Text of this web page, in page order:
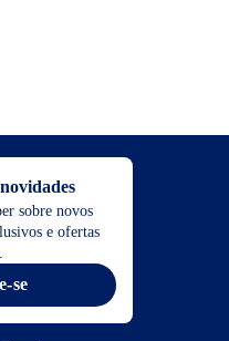
sobre novos
e ofertas
se